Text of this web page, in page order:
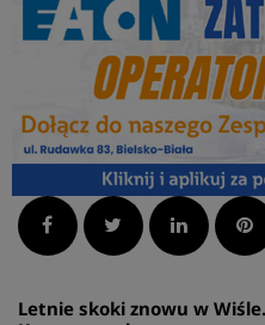
Facebook Twitter LinkedIn
Letnie skoki znowu w